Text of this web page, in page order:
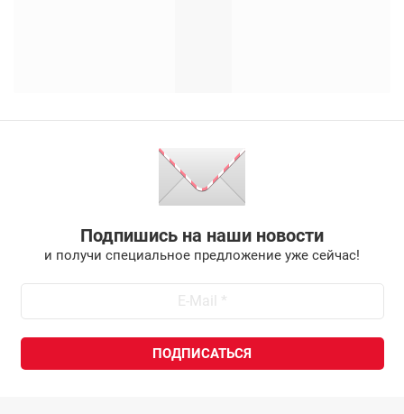
Подпишись на наши новости
и получи специальное предложение уже сейчас!